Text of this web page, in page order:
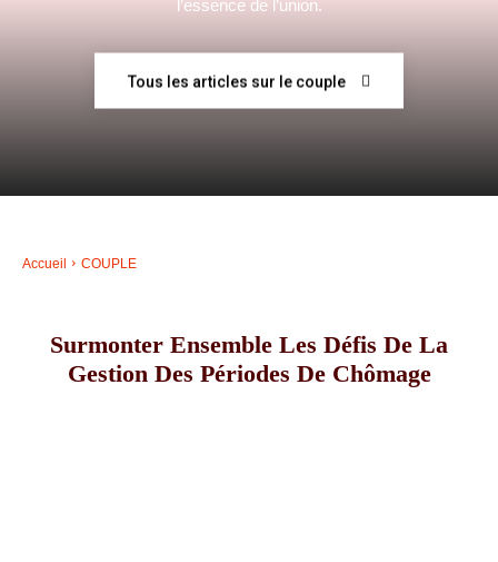
–
l’essence de l’union.
Tous les articles sur le couple
Accueil COUPLE
Surmonter Ensemble Les Défis De La
Gestion Des Périodes De Chômage